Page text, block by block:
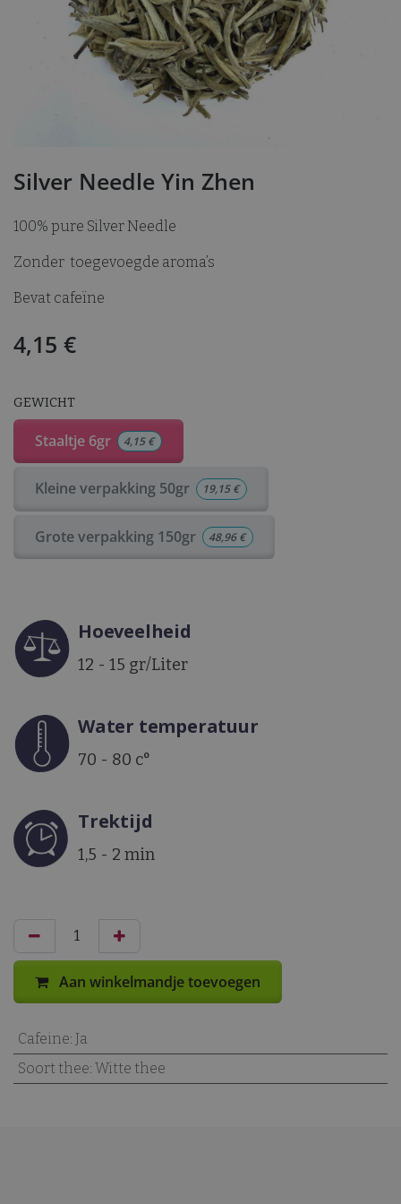
Silver Needle Yin Zhen
100% pure Silver Needle
Zonder toegevoegde aroma’s
Bevat cafeïne
4,15 €
GEWICHT
Staaltje 6gr 4,15€
Kleine verpakking 50gr 19,15€
Grote verpakking 150gr 48,96€
Hoeveelheid
12 - 15 gr/Liter
Water temperatuur
70 - 80 c°
Trektijd
1,5 - 2 min
Aan winkelmandje toevoegen
Cafeine: Ja
Soort thee: Witte thee